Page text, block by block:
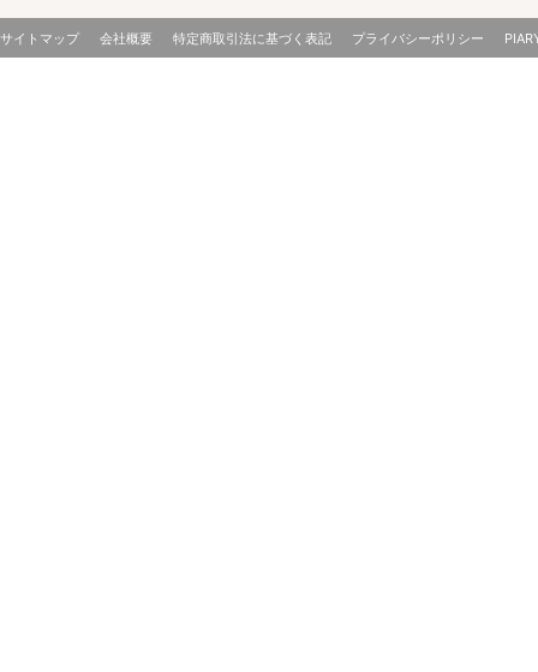
サイトマップ 会社概要 特定商取引法に基づく表記 プライバシーポリシー